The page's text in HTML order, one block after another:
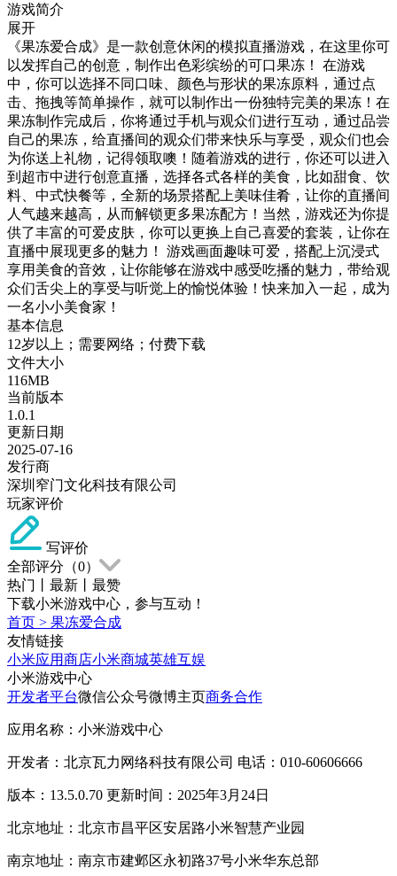
游戏简介
展开
《果冻爱合成》是一款创意休闲的模拟直播游戏，在这里你可
以发挥自己的创意，制作出色彩缤纷的可口果冻！ 在游戏
中，你可以选择不同口味、颜色与形状的果冻原料，通过点
击、拖拽等简单操作，就可以制作出一份独特完美的果冻！在
果冻制作完成后，你将通过手机与观众们进行互动，通过品尝
自己的果冻，给直播间的观众们带来快乐与享受，观众们也会
为你送上礼物，记得领取噢！随着游戏的进行，你还可以进入
到超市中进行创意直播，选择各式各样的美食，比如甜食、饮
料、中式快餐等，全新的场景搭配上美味佳肴，让你的直播间
人气越来越高，从而解锁更多果冻配方！当然，游戏还为你提
供了丰富的可爱皮肤，你可以更换上自己喜爱的套装，让你在
直播中展现更多的魅力！ 游戏画面趣味可爱，搭配上沉浸式
享用美食的音效，让你能够在游戏中感受吃播的魅力，带给观
众们舌尖上的享受与听觉上的愉悦体验！快来加入一起，成为
一名小小美食家！
基本信息
12岁以上；需要网络；付费下载
文件大小
116MB
当前版本
1.0.1
更新日期
2025-07-16
发行商
深圳窄门文化科技有限公司
玩家评价
写评价
全部评分（0）
热门
最新
最赞
下载小米游戏中心，参与互动！
首页 > 果冻爱合成
友情链接
小米应用商店小米商城英雄互娱
小米游戏中心
开发者平台微信公众号微博主页商务合作
应用名称：小米游戏中心
开发者：北京瓦力网络科技有限公司 电话：010-60606666
版本：13.5.0.70 更新时间：2025年3月24日
北京地址：北京市昌平区安居路小米智慧产业园
南京地址：南京市建邺区永初路37号小米华东总部